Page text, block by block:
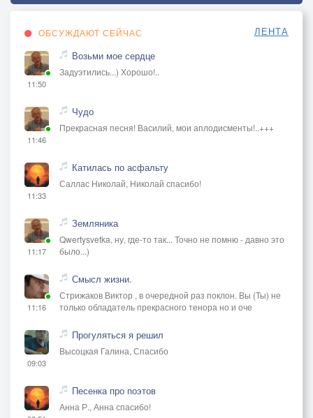
ОБСУЖДАЮТ СЕЙЧАС ЛЕНТА
11:50
Возьми мое сердце
Задуэтились...) Хорошо!..
11:46
Чудо
Прекрасная песня! Василий, мои аплодисменты!..+++
11:33
Катилась по асфальту
Саллас Николай, Николай спасибо!
11:17
Земляника
Qwertysvetka, ну, где-то так... Точно не помню - давно это
было...)
11:16
Смысл жизни.
Стрижаков Виктор , в очередной раз поклон. Вы (Ты) не
только обладатель прекрасного тенора но и оче
09:03
Прогуляться я решил
Высоцкая Галина, Спасибо
Песенка про поэтов
Анна Р., Анна спасибо!